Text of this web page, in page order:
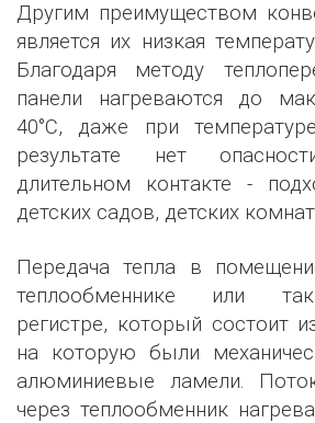
Другим преимуществом
является их низкая
Благодаря методу
панели нагреваются до
40°C, даже при
результате нет
длительном контакте -
детских садов, детских
Передача тепла в
теплообменнике или
регистре, который состоит
на которую были
алюминиевые ламели.
через теплообменник